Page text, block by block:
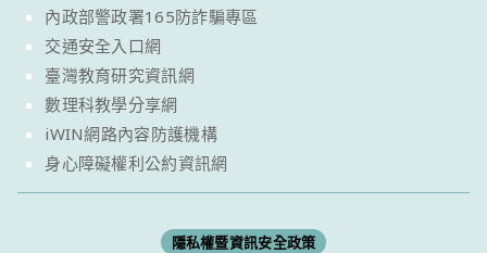
內政部警政署165防詐騙專區
交通安全入口網
臺灣教育研究資訊網
數理科教學分享網
iWIN網路內容防護機構
身心障礙權利公約資訊網
隱私權暨資訊安全政策